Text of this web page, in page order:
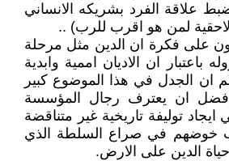
علاقة الفرد بشريكه الانساني
لمن هو اقرب للرب) ..
على فكرة ان الدين مثل مرحلة
باعتبار ان الاديان اممية وابدية
ان الجدل في هذا الموضوع كبير
ان يعترف رجال المؤسسة
ايجاد توليفة تاريخية غير متناقضة
خوضهم في صراع السلطة الذي
الدين على الارض.